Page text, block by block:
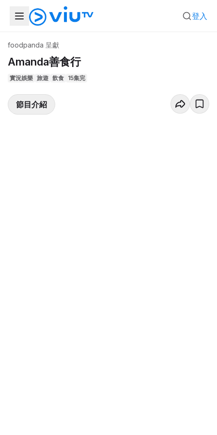
登入
foodpanda 呈獻
Amanda善食行
實況娛樂 旅遊 飲食 15集完
節目介紹